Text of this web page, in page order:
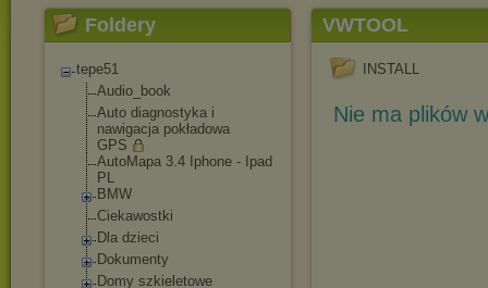
Foldery
tepe51
Audio_book
Auto diagnostyka i
nawigacja pokładowa
GPS
AutoMapa 3.4 Iphone - Ipad
PL
BMW
Ciekawostki
Dla dzieci
Dokumenty
Domy szkieletowe
VWTOOL
INSTALL
Nie ma plików